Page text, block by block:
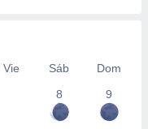
Vie Sáb
Dom
8
9